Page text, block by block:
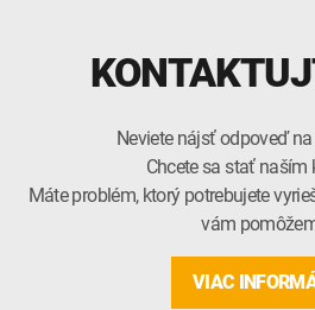
Neviete nájsť odpoveď
Chcete sa stať naším
Máte problém, ktorý potrebujete
vám
VIAC